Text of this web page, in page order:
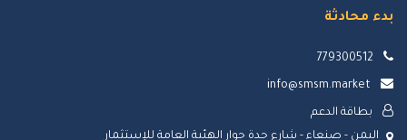
بدء محادثة
779300512
info@smsm.market
بطاقة الدعم
اليمن - صنعاء - شارع حدة جوار الهئية العامة للإستثمار